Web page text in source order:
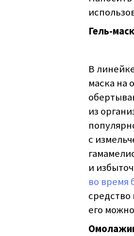
Гель-
В
маска на
из
с
и
во время
его